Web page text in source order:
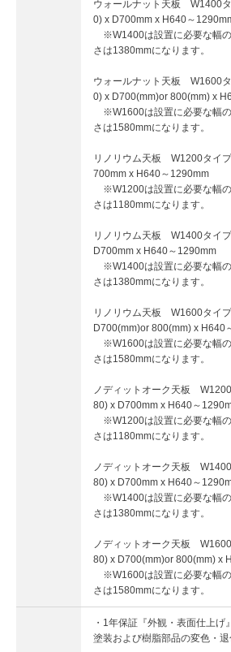
ウォールナット天板 W1400
0) x D700mm x H640～
※W1400は設置に必要な幅
さは1380mmになります。
ウォールナット天板 W1600
0) x D700(mm)or 800(mm) x
※W1600は設置に必要な幅
さは1580mmになります。
リノリウム天板 W1200タイ
700mm x H640～1290mm
※W1200は設置に必要な幅
さは1180mmになります。
リノリウム天板 W1400タイ
D700mm x H640～1290mm
※W1400は設置に必要な幅
さは1380mmになります。
リノリウム天板 W1600タイ
D700(mm)or 800(mm) x H640
※W1600は設置に必要な幅
さは1580mmになります。
ノディットオーク天板
80) x D700mm x H640～
※W1200は設置に必要な幅
さは1180mmになります。
ノディットオーク天板
80) x D700mm x H640～
※W1400は設置に必要な幅
さは1380mmになります。
ノディットオーク天板
80) x D700(mm)or 800(mm) x
※W1600は設置に必要な幅
さは1580mmになります。
・1年保証『外観・表面仕上げ』
塗装および樹脂部品の変色・